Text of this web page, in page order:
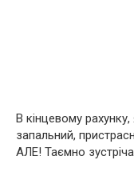
В кінцевому
запальний,
АЛЕ! Таємно